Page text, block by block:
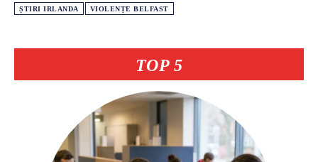
TOP 5
ȘTIRI IRLANDA VIOLENȚE BELFAST